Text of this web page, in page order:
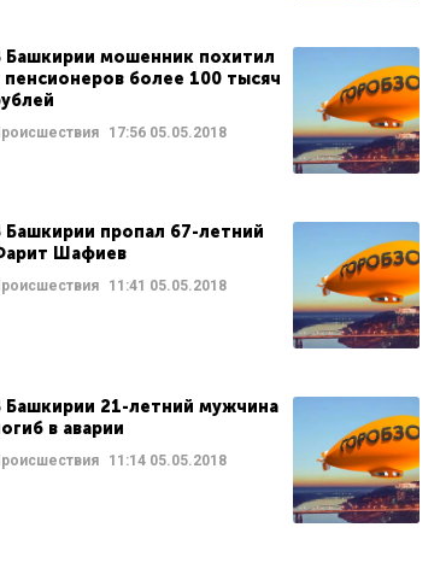
Башкирии мошенник похитил
пенсионеров более 100 тысяч
17:5605.05.2018
Башкирии пропал 67-летний
Шафиев
11:41 05.05.2018
Башкирии 21-летний мужчина
в аварии
11:1405.05.2018